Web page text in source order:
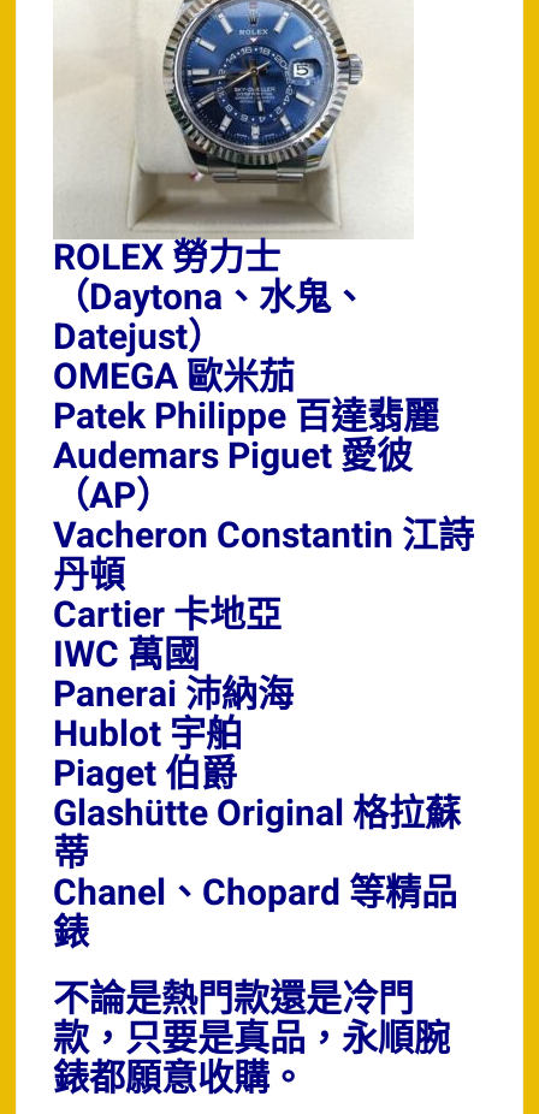
ROLEX 勞力士
（Daytona、水鬼、
Datejust）
OMEGA 歐米茄
Patek Philippe 百達翡麗
Audemars Piguet 愛彼
（AP）
Vacheron Constantin 江詩
丹頓
Cartier 卡地亞
IWC 萬國
Panerai 沛納海
Hublot 宇舶
Piaget 伯爵
Glashütte Original 格拉蘇
蒂
Chanel、Chopard 等精品
錶
不論是熱門款還是冷門
款，只要是真品，永順腕
錶都願意收購。